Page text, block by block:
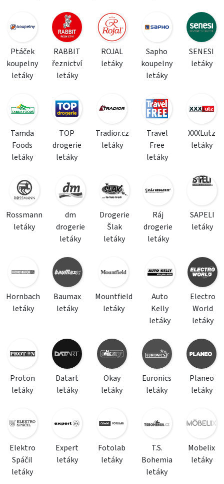
Ptáček
koupelny
letáky
RABBIT
řeznictví
letáky
ROJAL
letáky
Sapho
koupelny
letáky
SENESI
letáky
Tamda
Foods
letáky
TOP
drogerie
letáky
Tradior.cz
letáky
Travel
Free
letáky
XXXLutz
letáky
Rossmann
letáky
dm
drogerie
letáky
Drogerie
Šlak
letáky
Ráj
drogerie
letáky
SAPELI
letáky
Hornbach
letáky
Baumax
letáky
Mountfield
letáky
Auto
Kelly
letáky
Electro
World
letáky
Proton
letáky
Datart
letáky
Okay
letáky
Euronics
letáky
Planeo
letáky
Elektro
Spáčil
letáky
Expert
letáky
Fotolab
letáky
T.S.
Bohemia
letáky
Mobelix
letáky